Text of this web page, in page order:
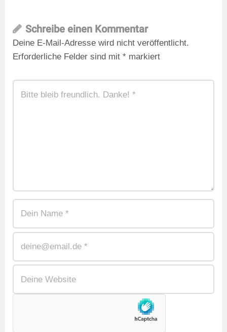
Schreibe einen Kommentar
Deine E-Mail-Adresse wird nicht veröffentlicht.
Erforderliche Felder sind mit * markiert